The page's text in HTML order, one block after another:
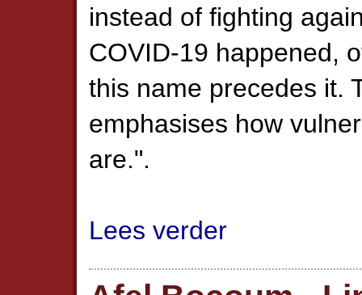
instead of fighting
COVID-19 happened,
this name precedes it.
emphasises how
are.".
Lees verder